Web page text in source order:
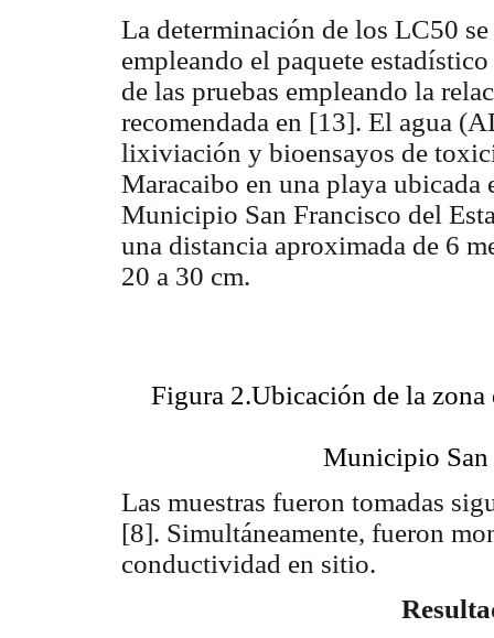
La determinación de los LC50
empleando el paquete
de las pruebas empleando la
recomendada en [13]. El agua
lixiviación y bioensayos de
Maracaibo en una playa ubicada
Municipio San Francisco del
una distancia aproximada de 6
20 a 30 cm.
Figura 2.Ubicación de la
Municipio San
Las muestras fueron tomadas
[8]. Simultáneamente, fueron
conductividad en sitio.